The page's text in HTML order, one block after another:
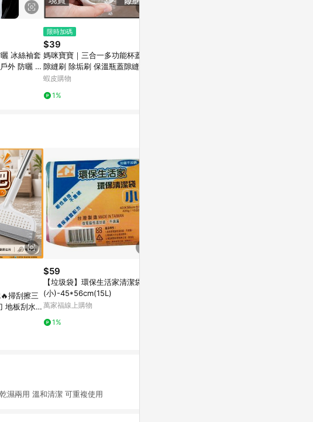
冰絲袖套
外 防曬 冰
紫外線
限時加碼
$39
媽咪寶寶｜三合一多功能杯蓋刷
隙縫刷 除垢刷 保溫瓶蓋隙縫刷
密封膠圈隙縫刷 胡蘿蔔刷 洗刷神
蝦皮購物
1%
掃刮擦三
地板刮水
掃把 刮
$59
【垃圾袋】環保生活家清潔袋
(小)-45*56cm(15L)
萬家福線上購物
1%
用 溫和清潔 可重複使用